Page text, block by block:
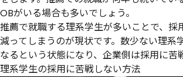
OBがいる場合も多いでしょう。
推薦で就職する理系学生が多いことで、採
減ってしまうのが現状です。数少ない理系
なるという状態になり、企業側は採用に苦
理系学生の採用に苦戦しない方法